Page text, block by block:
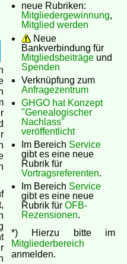
neue Rubriken:
Mitgliedergewinnung,
Mitglied werden
Neue
Bankverbindung für
Mitgliedsbeiträge und
Spenden
Verknüpfung zum
Anfragezentrum
GHGO hat Konzept
"Genealogischer
Nachlass"
veröffentlicht
Im Bereich Service
gibt es eine neue
Rubrik für
Vortragsreferenten.
Im Bereich Service
gibt es eine neue
Rubrik für OFB-
Rezensionen.
*) Hierzu bitte im
Mitgliederbereich
anmelden.